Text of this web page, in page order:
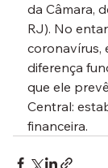
da Câmara,
RJ). No
coronavírus,
diferença
que ele
Central:
financeira.